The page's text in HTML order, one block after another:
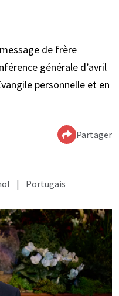
de frère
générale d’avril
personnelle et en
Partager
| Portugais